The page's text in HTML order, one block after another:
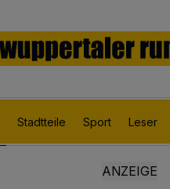
Stadtteile Sport Leser